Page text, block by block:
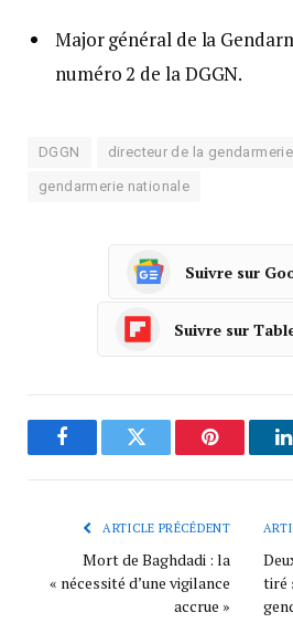
Major général de la
numéro 2 de la DGGN.
DGGN directeur de la
gendarmerie nationale
Suivre sur
Suivre sur
FacebookTwitter Pinterest
ARTICLE PRÉCÉDENT
Mort de Baghdadi : la
« nécessité d’une vigilance
accrue »
tiré